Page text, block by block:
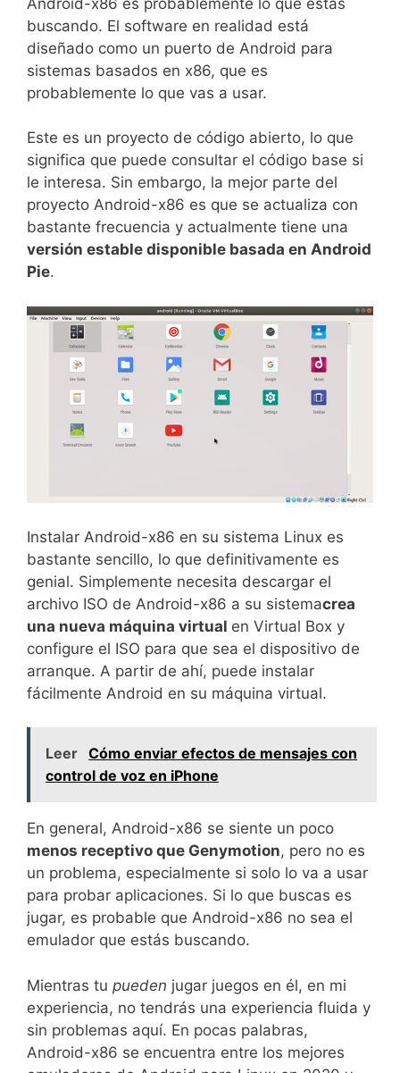
buscando. El software en realidad está
diseñado como un puerto de Android para
sistemas basados ​​en x86, que es
probablemente lo que vas a usar.
Este es un proyecto de código abierto, lo que
significa que puede consultar el código base si
le interesa. Sin embargo, la mejor parte del
proyecto Android-x86 es que se actualiza con
bastante frecuencia y actualmente tiene una
versión estable disponible basada en Android
Pie.
Instalar Android-x86 en su sistema Linux es
bastante sencillo, lo que definitivamente es
genial. Simplemente necesita descargar el
archivo ISO de Android-x86 a su sistemacrea
una nueva máquina virtual en Virtual Box y
configure el ISO para que sea el dispositivo de
arranque. A partir de ahí, puede instalar
fácilmente Android en su máquina virtual.
Leer Cómo enviar efectos de mensajes con
control de voz en iPhone
En general, Android-x86 se siente un poco
menos receptivo que Genymotion, pero no es
un problema, especialmente si solo lo va a usar
para probar aplicaciones. Si lo que buscas es
jugar, es probable que Android-x86 no sea el
emulador que estás buscando.
Mientras tu pueden jugar juegos en él, en mi
experiencia, no tendrás una experiencia fluida y
sin problemas aquí. En pocas palabras,
Android-x86 se encuentra entre los mejores